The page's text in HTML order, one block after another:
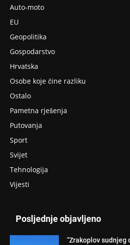
Auto-moto
EU
Geopolitika
Gospodarstvo
Hrvatska
Osobe koje čine razliku
Ostalo
Pametna rješenja
Putovanja
Sport
Svijet
Tehnologija
Vijesti
Posljednje objavljeno
“Zrakoplov sudnjeg